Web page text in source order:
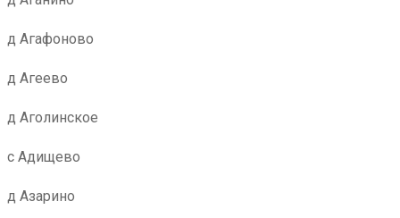
д Агафоново
д Агеево
д Аголинское
с Адищево
д Азарино